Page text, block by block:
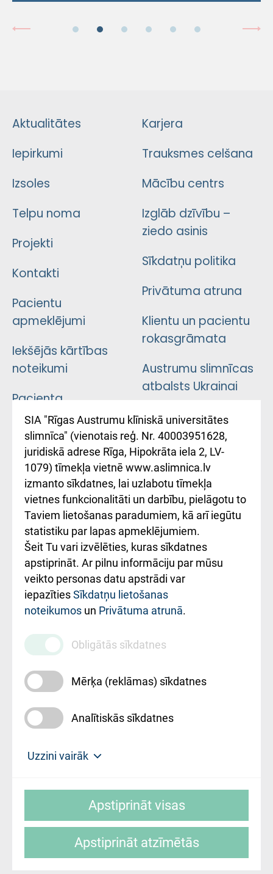
Aktualitātes
Iepirkumi
Izsoles
Telpu noma
Projekti
Kontakti
Pacientu
apmeklējumi
Iekšējās kārtības
noteikumi
Pacienta
atsauksmju/sūdzību
iesniegšanas
kārtība
Kā pie mums nokļūt
Rēķinu apmaksas
ceļvedis
Rekvizīti un
ārstniecības
iestādes kods
010000234
Maksas
pakalpojumu
cenrādis
Karjera
Trauksmes celšana
Mācību centrs
Izglāb dzīvību –
ziedo asinis
Sīkdatņu politika
Privātuma atruna
Klientu un pacientu
rokasgrāmata
Austrumu slimnīcas
atbalsts Ukrainai
Підтримка Східної
лікарні та співпраця з
Україною
Mājas lapas izstrāde:
SIA "Rīgas Austrumu klīniskā universitātes
slimnīca" (vienotais reģ. Nr. 40003951628,
juridiskā adrese Rīga, Hipokrāta iela 2, LV-
1079) tīmekļa vietnē www.aslimnica.lv
izmanto sīkdatnes, lai uzlabotu tīmekļa
vietnes funkcionalitāti un darbību, pielāgotu to
Taviem lietošanas paradumiem, kā arī iegūtu
statistiku par lapas apmeklējumiem.
Šeit Tu vari izvēlēties, kuras sīkdatnes
apstiprināt. Ar pilnu informāciju par mūsu
veikto personas datu apstrādi var
iepazītiesSīkdatņu lietošanas
noteikumos un Privātuma atrunā.
Obligātās sīkdatnes
Mērķa (reklāmas) sīkdatnes
Analītiskās sīkdatnes
Uzzini vairāk
slimnīca, turpmāk – Pārzinis, sīkdatņu
sīkdatņu izmantošanas nosacījumiem.
Apstiprināt visas
Apstiprināt atzīmētās